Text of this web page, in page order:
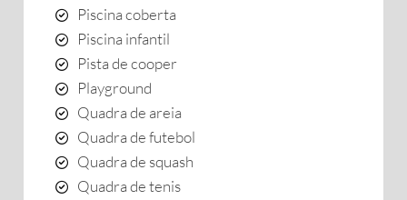
Piscina coberta
Piscina infantil
Pista de cooper
Playground
Quadra de areia
Quadra de futebol
Quadra de squash
Quadra de tenis